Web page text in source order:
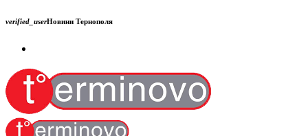
verified_userНовини Тернополя